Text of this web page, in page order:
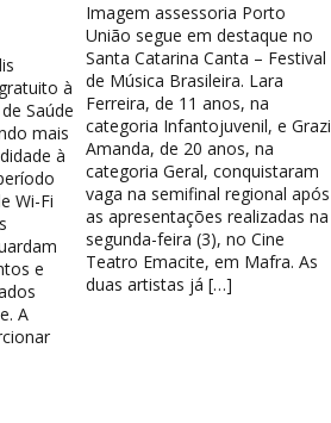
à
Saúde
mais
à
Wi-Fi
e
A
Imagem assessoria Porto
União segue em destaque no
Santa Catarina Canta – Festival
de Música Brasileira. Lara
Ferreira, de 11 anos, na
categoria Infantojuvenil, e Grazi
Amanda, de 20 anos, na
categoria Geral, conquistaram
vaga na semifinal regional após
as apresentações realizadas na
segunda-feira (3), no Cine
Teatro Emacite, em Mafra. As
duas artistas já […]